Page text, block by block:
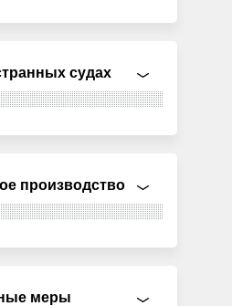
судах
производство
меры